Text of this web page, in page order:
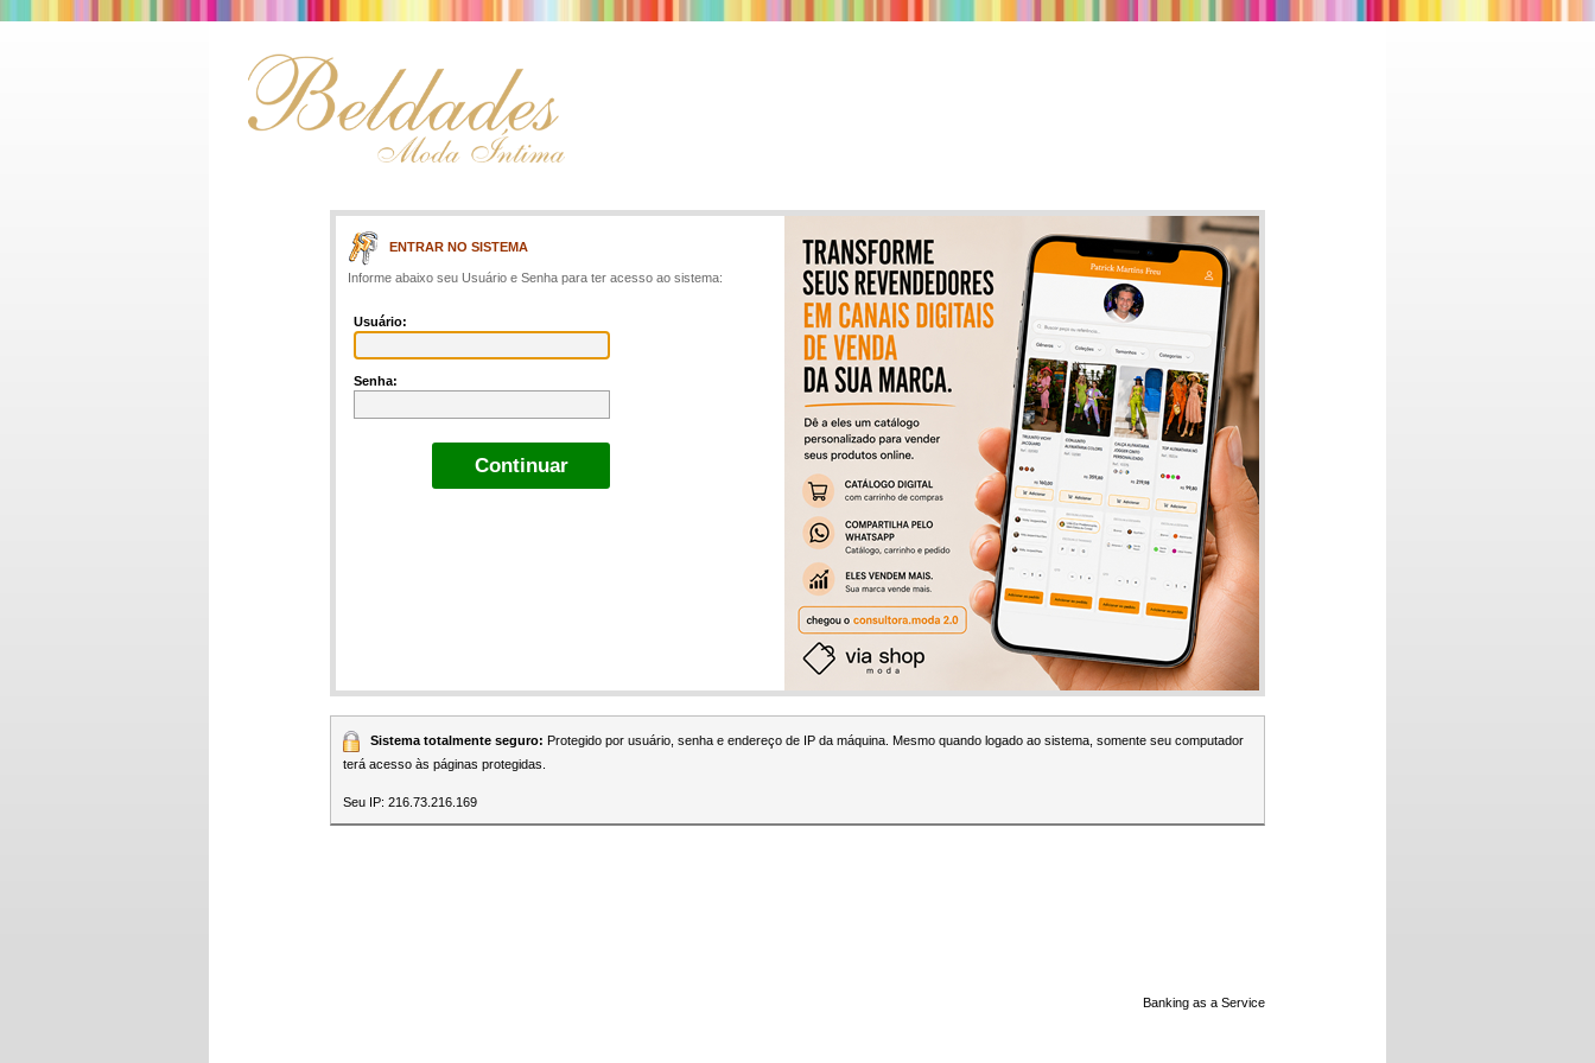
ENTRAR NO SISTEMA
Informe abaixo seu Usuário e Senha para ter acesso ao sistema:
Usuário:
Senha:
Sistema totalmente seguro: Protegido por usuário, senha e endereço de IP da máquina. Mesmo quando logado ao sistema, somente seu computador
terá acesso às páginas protegidas.
Seu IP: 216.73.216.169
Banking as a Service